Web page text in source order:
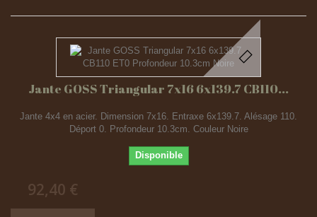
Jante GOSS Triangular 7x16 6x139.7 CB110...
Jante 4x4 en acier. Dimension 7x16. Entraxe 6x139.7. Alésage 110.
Déport 0. Profondeur 10.3cm. Couleur Noire
Disponible
92,40 €